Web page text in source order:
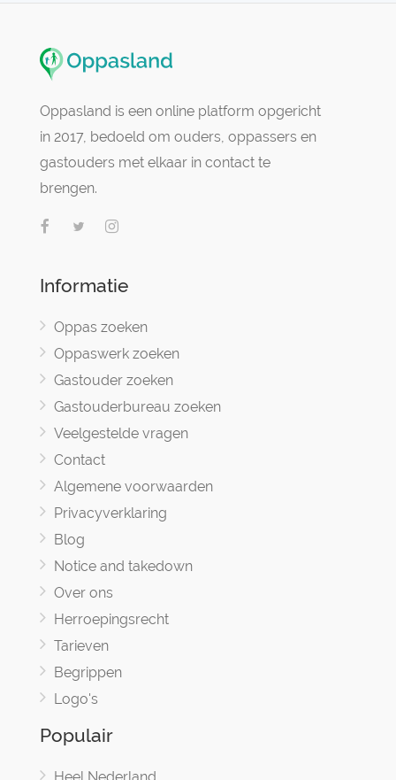
Oppasland is een online platform opgericht
in 2017, bedoeld om ouders, oppassers en
gastouders met elkaar in contact te
brengen.
Informatie
Oppas zoeken
Oppaswerk zoeken
Gastouder zoeken
Gastouderbureau zoeken
Veelgestelde vragen
Contact
Algemene voorwaarden
Privacyverklaring
Blog
Notice and takedown
Over ons
Herroepingsrecht
Tarieven
Begrippen
Logo's
Populair